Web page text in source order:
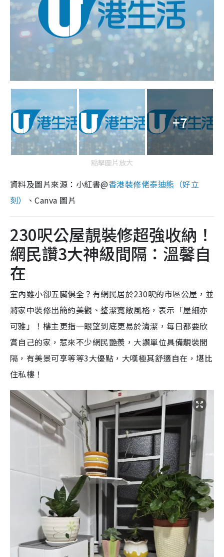
+7
點擊圖片放大
資料及圖片來源：小紅書@香港裝修佬泰迪熊（好立
刻）
、Canva 圖片
230呎公屋靚裝修超強收納！
網民讚3大神級間隔：溫馨自
在
室內雖小卻五臟俱全？有網民居於230呎的市區公屋，並
將家中裝修出簡約美觀、整潔寬敞風格，表示「屋細亦
可雅」！樓主更指一眼望到底更易於清潔，每日都要欣
賞自己的家，惹來不少網民艷羨，大讚單位具備靚裝間
隔，有美景可享等等3大優點，大嘆極其舒適自在，堪比
住私樓！